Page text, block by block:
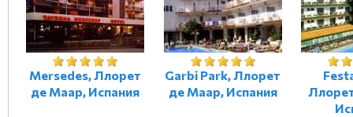
Mersedes, Ллорет
де Маар, Испания
Garbi Park, Ллорет
де Маар, Испания